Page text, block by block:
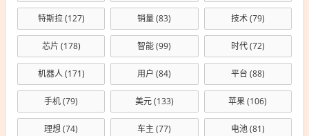
特斯拉(127) 销量(83) 技术(79)
芯片 (178) 智能(99) 时代(72)
机器人(171) 用户 (84) 平台 (88)
手机(79) 美元(133) 苹果(106)
理想(74) 车主(77) 电池(81)